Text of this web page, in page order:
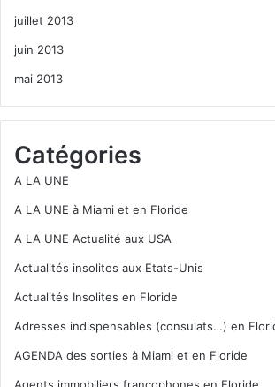
juillet 2013
juin 2013
mai 2013
Catégories
A LA UNE
A LA UNE à Miami et en Floride
A LA UNE Actualité aux USA
Actualités insolites aux Etats-Unis
Actualités Insolites en Floride
Adresses indispensables (consulats…) en
AGENDA des sorties à Miami et en Floride